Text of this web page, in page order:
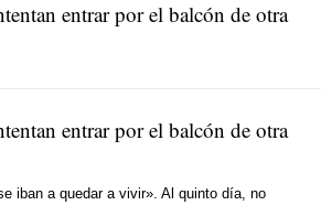
entrar por el balcón de otra
entrar por el balcón de otra
iban a quedar a vivir». Al quinto día, no